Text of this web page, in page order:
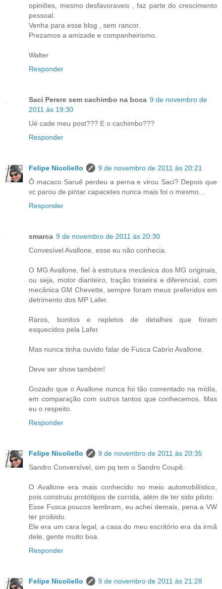
opiniões, mesmo desfavoraveis , faz parte do crescimento
pessoal.
Venha para esse blog , sem rancor.
Prezamos a amizade e companheirismo.
Walter
Responder
Saci Perere sem cachimbo na boca 9 de novembro de
2011 às 19:30
Ué cade meu post??? E o cachimbo???
Responder
Felipe Nicoliello
9 de novembro de 2011 às 20:21
Ô macaco Saruê perdeu a perna e virou Saci? Depois que
vc parou de pintar capacetes nunca mais foi o mesmo...
Responder
smarca 9 de novembro de 2011 às 20:30
Convesível Avallone, esse eu não conhecia.
O MG Avallone, fiel à estrutura mecânica dos MG originais,
ou seja, motor dianteiro, tração traseira e diferencial, com
mecânica GM Chevette, sempre foram meus preferidos em
detrimento dos MP Lafer.
Raros, bonitos e repletos de detalhes que foram
esquecidos pela Lafer.
Mas nunca tinha ouvido falar de Fusca Cabrio Avallone.
Deve ser show também!
Gozado que o Avallone nunca foi tão comentado na mídia,
em comparação com outros tantos que conhecemos. Mas
eu o respeito.
Responder
Felipe Nicoliello
9 de novembro de 2011 às 20:35
Sandro Conversível, sim pq tem o Sandro Coupê.
O Avallone era mais conhecido no meio automobilístico,
pois construiu protótipos de corrida, além de ter sido piloto.
Esse Fusca poucos lembram, eu achei demais, pena a VW
ter proibido.
Ele era um cara legal, a casa do meu escritório era da irmã
dele, gente muito boa.
Responder
Felipe Nicoliello 9 de novembro de 2011 às 21:28